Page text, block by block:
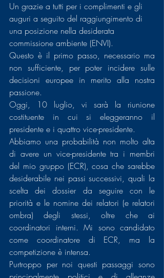
Un grazie a tutti per i complimenti e gli
auguri a seguito del raggiungimento di
una posizione nella desiderata
commissione ambiente (ENVI).
Questo è il primo passo, necessario ma
non sufficiente, per poter incidere sulle
decisioni europee in merito alla nostra
passione.
Oggi, 10 luglio, vi sarà la riunione
costituente in cui si eleggeranno il
presidente e i quattro vice-presidente.
Abbiamo una probabilità non molto alta
di avere un vice-presidente tra i membri
del mio gruppo (ECR), cosa che sarebbe
desiderabile nei passi successivi, quali la
scelta dei dossier da seguire con le
priorità e le nomine dei relatori (e relatori
ombra) degli stessi, oltre che ai
coordinatori interni. Mi sono candidato
come coordinatore di ECR, ma la
competizione è intensa.
Purtroppo per noi questi passaggi sono